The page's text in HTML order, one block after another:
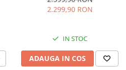
2.299,90 RON
IN STOC
ADAUGA IN COS